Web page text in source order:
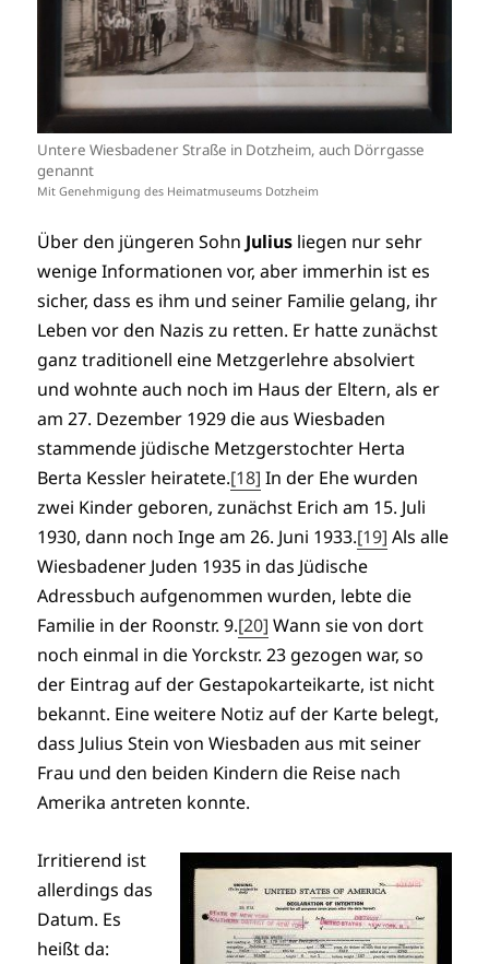
Untere Wiesbadener Straße in Dotzheim, auch Dörrgasse
genannt
Mit Genehmigung des Heimatmuseums Dotzheim
Über den jüngeren Sohn Julius liegen nur sehr
wenige Informationen vor, aber immerhin ist es
sicher, dass es ihm und seiner Familie gelang, ihr
Leben vor den Nazis zu retten. Er hatte zunächst
ganz traditionell eine Metzgerlehre absolviert
und wohnte auch noch im Haus der Eltern, als er
am 27. Dezember 1929 die aus Wiesbaden
stammende jüdische Metzgerstochter Herta
Berta Kessler heiratete.[18] In der Ehe wurden
zwei Kinder geboren, zunächst Erich am 15. Juli
1930, dann noch Inge am 26. Juni 1933.[19] Als alle
Wiesbadener Juden 1935 in das Jüdische
Adressbuch aufgenommen wurden, lebte die
Familie in der Roonstr. 9.[20] Wann sie von dort
noch einmal in die Yorckstr. 23 gezogen war, so
der Eintrag auf der Gestapokarteikarte, ist nicht
bekannt. Eine weitere Notiz auf der Karte belegt,
dass Julius Stein von Wiesbaden aus mit seiner
Frau und den beiden Kindern die Reise nach
Amerika antreten konnte.
Irritierend ist
allerdings das
Datum. Es
heißt da: